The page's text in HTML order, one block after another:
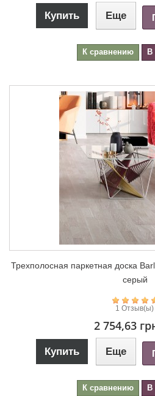
К сравнению
Трехполосная паркетная доска
2 863,16 грн
Еще
К сравнению